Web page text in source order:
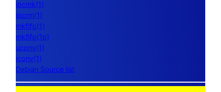
ipcmk(1)
ipcrm(1)
mkfifo(1)
mkfifo(1p)
uconv(1)
iconv(1)
Debian Source list